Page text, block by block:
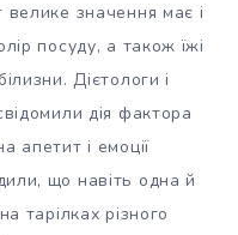
значення має і
посуду, а також їжі
Дієтологи і
дія фактора
апетит і емоції
що навіть одна й
тарілках різного